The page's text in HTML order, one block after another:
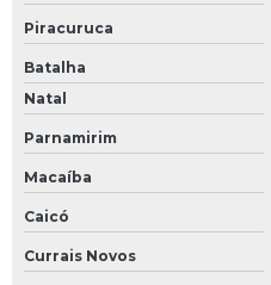
Piracuruca
Batalha
Natal
Parnamirim
Macaíba
Caicó
Currais Novos